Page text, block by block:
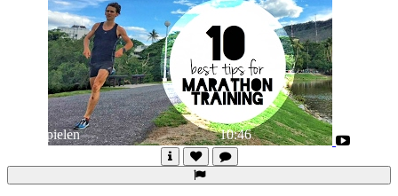
Abspielen 10:46